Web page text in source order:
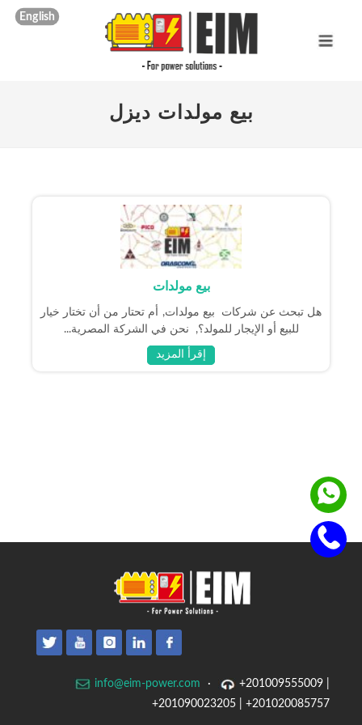
English
بيع مولدات ديزل
بيع مولدات
هل تبحث عن شركات بيع مولدات, أم تحتار من أن تختار خيار
للبيع أو الإيجار للمولد؟, نحن في الشركة المصرية...
إقرأ المزيد
info@eim-power.com ·
+201009555009 |
+201090023205 | +201020085757